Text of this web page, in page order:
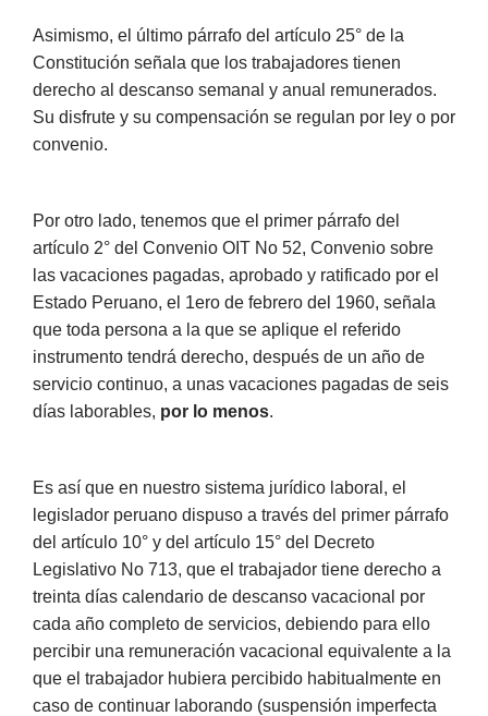
Asimismo, el último párrafo del artículo 25° de la
Constitución señala que los trabajadores tienen
derecho al descanso semanal y anual remunerados.
Su disfrute y su compensación se regulan por ley o por
convenio.
Por otro lado, tenemos que el primer párrafo del
artículo 2° del Convenio OIT No 52, Convenio sobre
las vacaciones pagadas, aprobado y ratificado por el
Estado Peruano, el 1ero de febrero del 1960, señala
que toda persona a la que se aplique el referido
instrumento tendrá derecho, después de un año de
servicio continuo, a unas vacaciones pagadas de seis
días laborables, por lo menos.
Es así que en nuestro sistema jurídico laboral, el
legislador peruano dispuso a través del primer párrafo
del artículo 10° y del artículo 15° del Decreto
Legislativo No 713, que el trabajador tiene derecho a
treinta días calendario de descanso vacacional por
cada año completo de servicios, debiendo para ello
percibir una remuneración vacacional equivalente a la
que el trabajador hubiera percibido habitualmente en
caso de continuar laborando (suspensión imperfecta